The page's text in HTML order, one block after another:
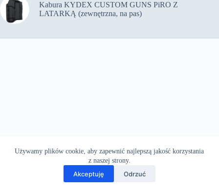
Używamy plików cookie, aby zapewnić najlepszą jakość korzystania
z naszej strony.
Akceptuję Odrzuć
Kabura KYDEX CUSTOM GUNS PiRO Z
LATARKĄ (zewnętrzna, na pas)